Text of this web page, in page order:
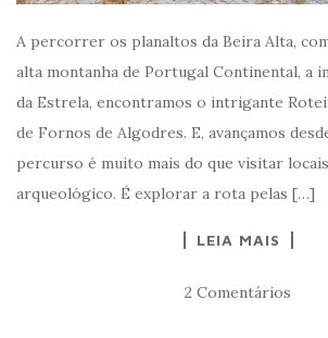
A percorrer os planaltos da Beira Alta,
alta montanha de Portugal Continental, a
da Estrela, encontramos o intrigante
de Fornos de Algodres. E, avançamos
percurso é muito mais do que visitar
arqueológico. É explorar a rota pelas […]
LEIA MAIS
2 Comentários